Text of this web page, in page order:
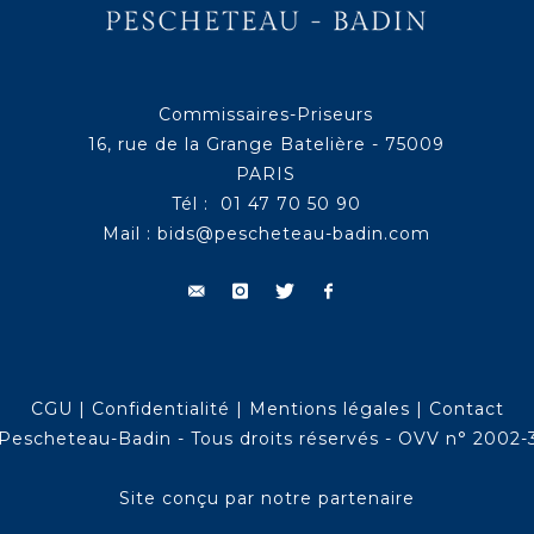
Commissaires-Priseurs
16, rue de la Grange Batelière - 75009
PARIS
Tél : 01 47 70 50 90
Mail : bids@pescheteau-badin.com
CGU | Confidentialité | Mentions légales | Contact
Badin - Tous droits réservés - OVV n° 2002-
Site conçu par notre partenaire